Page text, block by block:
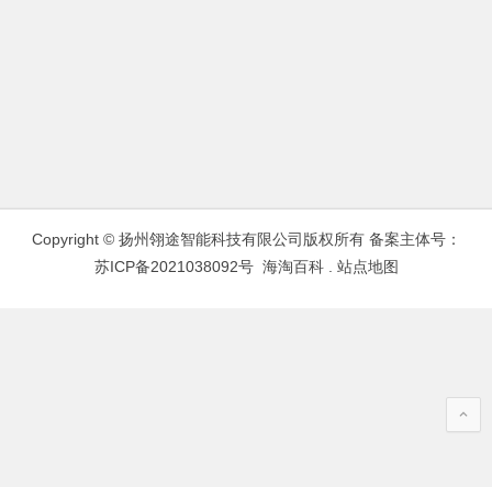
Copyright © 扬州翎途智能科技有限公司版权所有 备案主体号：
苏ICP备2021038092号 海淘百科. 站点地图